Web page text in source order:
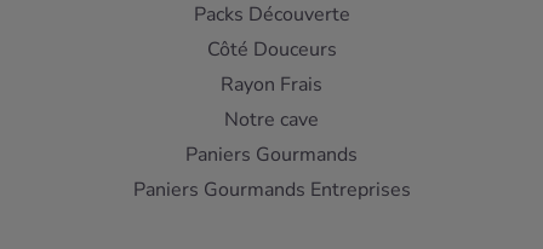
Packs Découverte
Côté Douceurs
Rayon Frais
Notre cave
Paniers Gourmands
Paniers Gourmands Entreprises